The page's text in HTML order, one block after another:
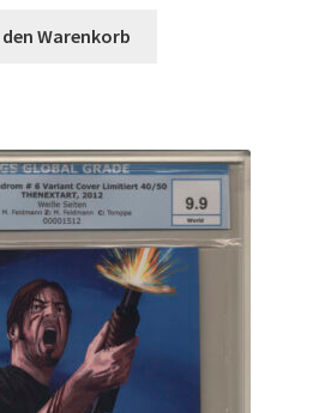
den Warenkorb